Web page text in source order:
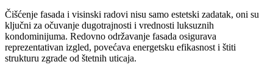
Čišćenje fasada i visinski radovi nisu samo estetski zadatak, oni su
ključni za očuvanje dugotrajnosti i vrednosti luksuznih
kondominijuma. Redovno održavanje fasada osigurava
reprezentativan izgled, povećava energetsku efikasnost i štiti
strukturu zgrade od štetnih uticaja.